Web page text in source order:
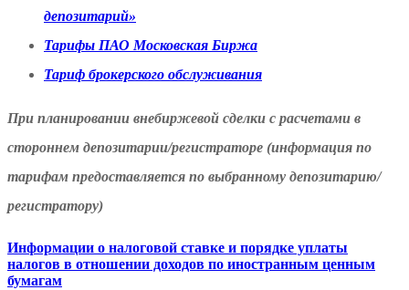
депозитарий»
Тарифы ПАО Московская Биржа
Тариф брокерского обслуживания
При планировании внебиржевой сделки с расчетами в
стороннем депозитарии/регистраторе (информация по
тарифам предоставляется по выбранному депозитарию/
регистратору)
Информации о налоговой ставке и порядке уплаты
налогов в отношении доходов по иностранным ценным
бумагам